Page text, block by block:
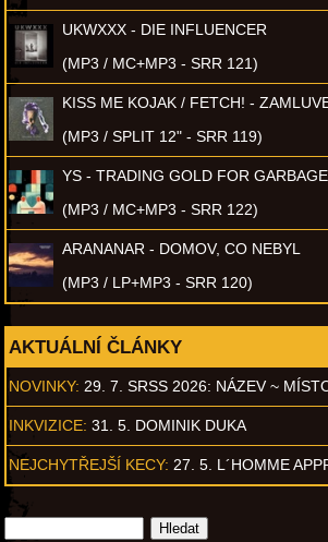
UKWXXX - DIE INFLUENCER
(MP3 / MC+MP3 - SRR 121)
KISS ME KOJAK / FETCH! -
(MP3 / SPLIT 12" - SRR 119)
YS - TRADING GOLD FOR GARBAGE
(MP3 / MC+MP3 - SRR 122)
ARANANAR - DOMOV, CO NEBYL
(MP3 / LP+MP3 - SRR 120)
AKTUÁLNÍ ČLÁNKY
NOVINKY: 29. 7. SRSS 2026: NÁZEV ~
INKVIZICE: 31. 5. DOMINIK DUKA
NEJCHYTŘEJŠÍ KECY: 27. 5. L´HOMME